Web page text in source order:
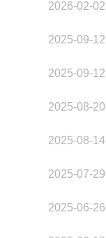
2026-02-02
2025-09-12
2025-09-12
2025-08-20
2025-08-14
2025-07-29
2025-06-26